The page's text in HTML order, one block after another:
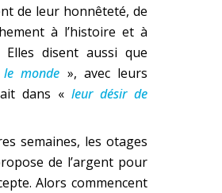
de leur honnêteté, de
à l’histoire et à
Elles disent aussi que
monde », avec leurs
dans « leur désir de
semaines, les otages
de l’argent pour
Alors commencent